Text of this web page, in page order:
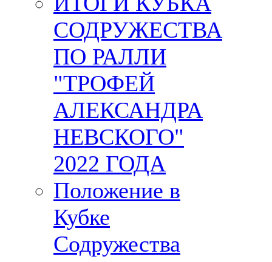
СОДРУЖЕСТВА
ПО РАЛЛИ
"ТРОФЕЙ
АЛЕКСАНДРА
НЕВСКОГО"
2022 ГОДА
Положение в
Кубке
Содружества